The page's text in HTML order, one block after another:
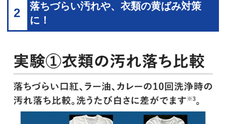
2
落ちづらい汚れや、衣類の黄ばみ対策
に！